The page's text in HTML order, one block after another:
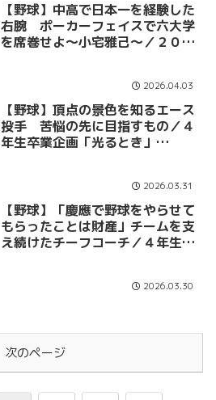
【野球】中高で日本一を経験した
右腕 ポーカーフェイスで六大学
を席巻せよ～小宅雅己～／２０２
2026.04.03
【野球】頂点の景色を知るエース
投手 苦悩の先に目指すもの／４
年生卒業企画「光るとき」
2026.03.31
【野球】「慶應で野球をやらせて
もらったことは財産」チームを支
え続けたチーフコーチ／４年生卒
2026.03.30
次のページ